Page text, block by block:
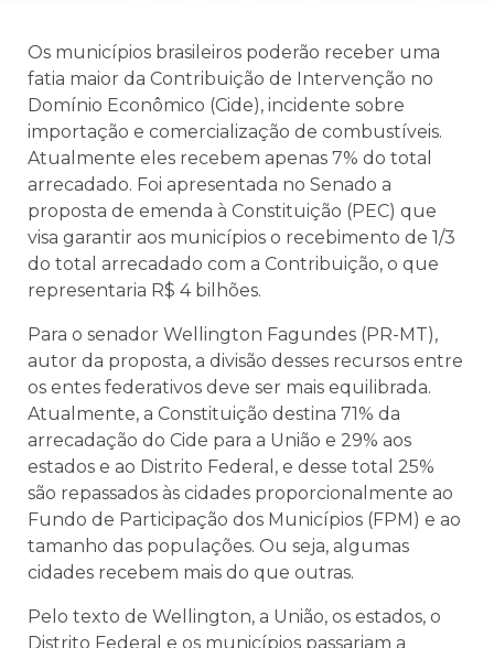
Os municípios brasileiros poderão receber uma
fatia maior da Contribuição de Intervenção no
Domínio Econômico (Cide), incidente sobre
importação e comercialização de combustíveis.
Atualmente eles recebem apenas 7% do total
arrecadado. Foi apresentada no Senado a
proposta de emenda à Constituição (PEC) que
visa garantir aos municípios o recebimento de 1/3
do total arrecadado com a Contribuição, o que
representaria R$ 4 bilhões.
Para o senador Wellington Fagundes (PR-MT),
autor da proposta, a divisão desses recursos entre
os entes federativos deve ser mais equilibrada.
Atualmente, a Constituição destina 71% da
arrecadação do Cide para a União e 29% aos
estados e ao Distrito Federal, e desse total 25%
são repassados às cidades proporcionalmente ao
Fundo de Participação dos Municípios (FPM) e ao
tamanho das populações. Ou seja, algumas
cidades recebem mais do que outras.
Pelo texto de Wellington, a União, os estados, o
Distrito Federal e os municípios passariam a